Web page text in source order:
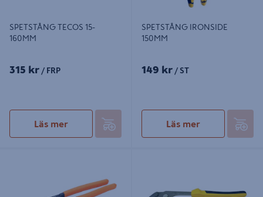
SPETSTÅNG TECOS 15-
160MM
315 kr / FRP
Läs mer
SPETSTÅNG IRONSIDE
150MM
149 kr / ST
Läs mer